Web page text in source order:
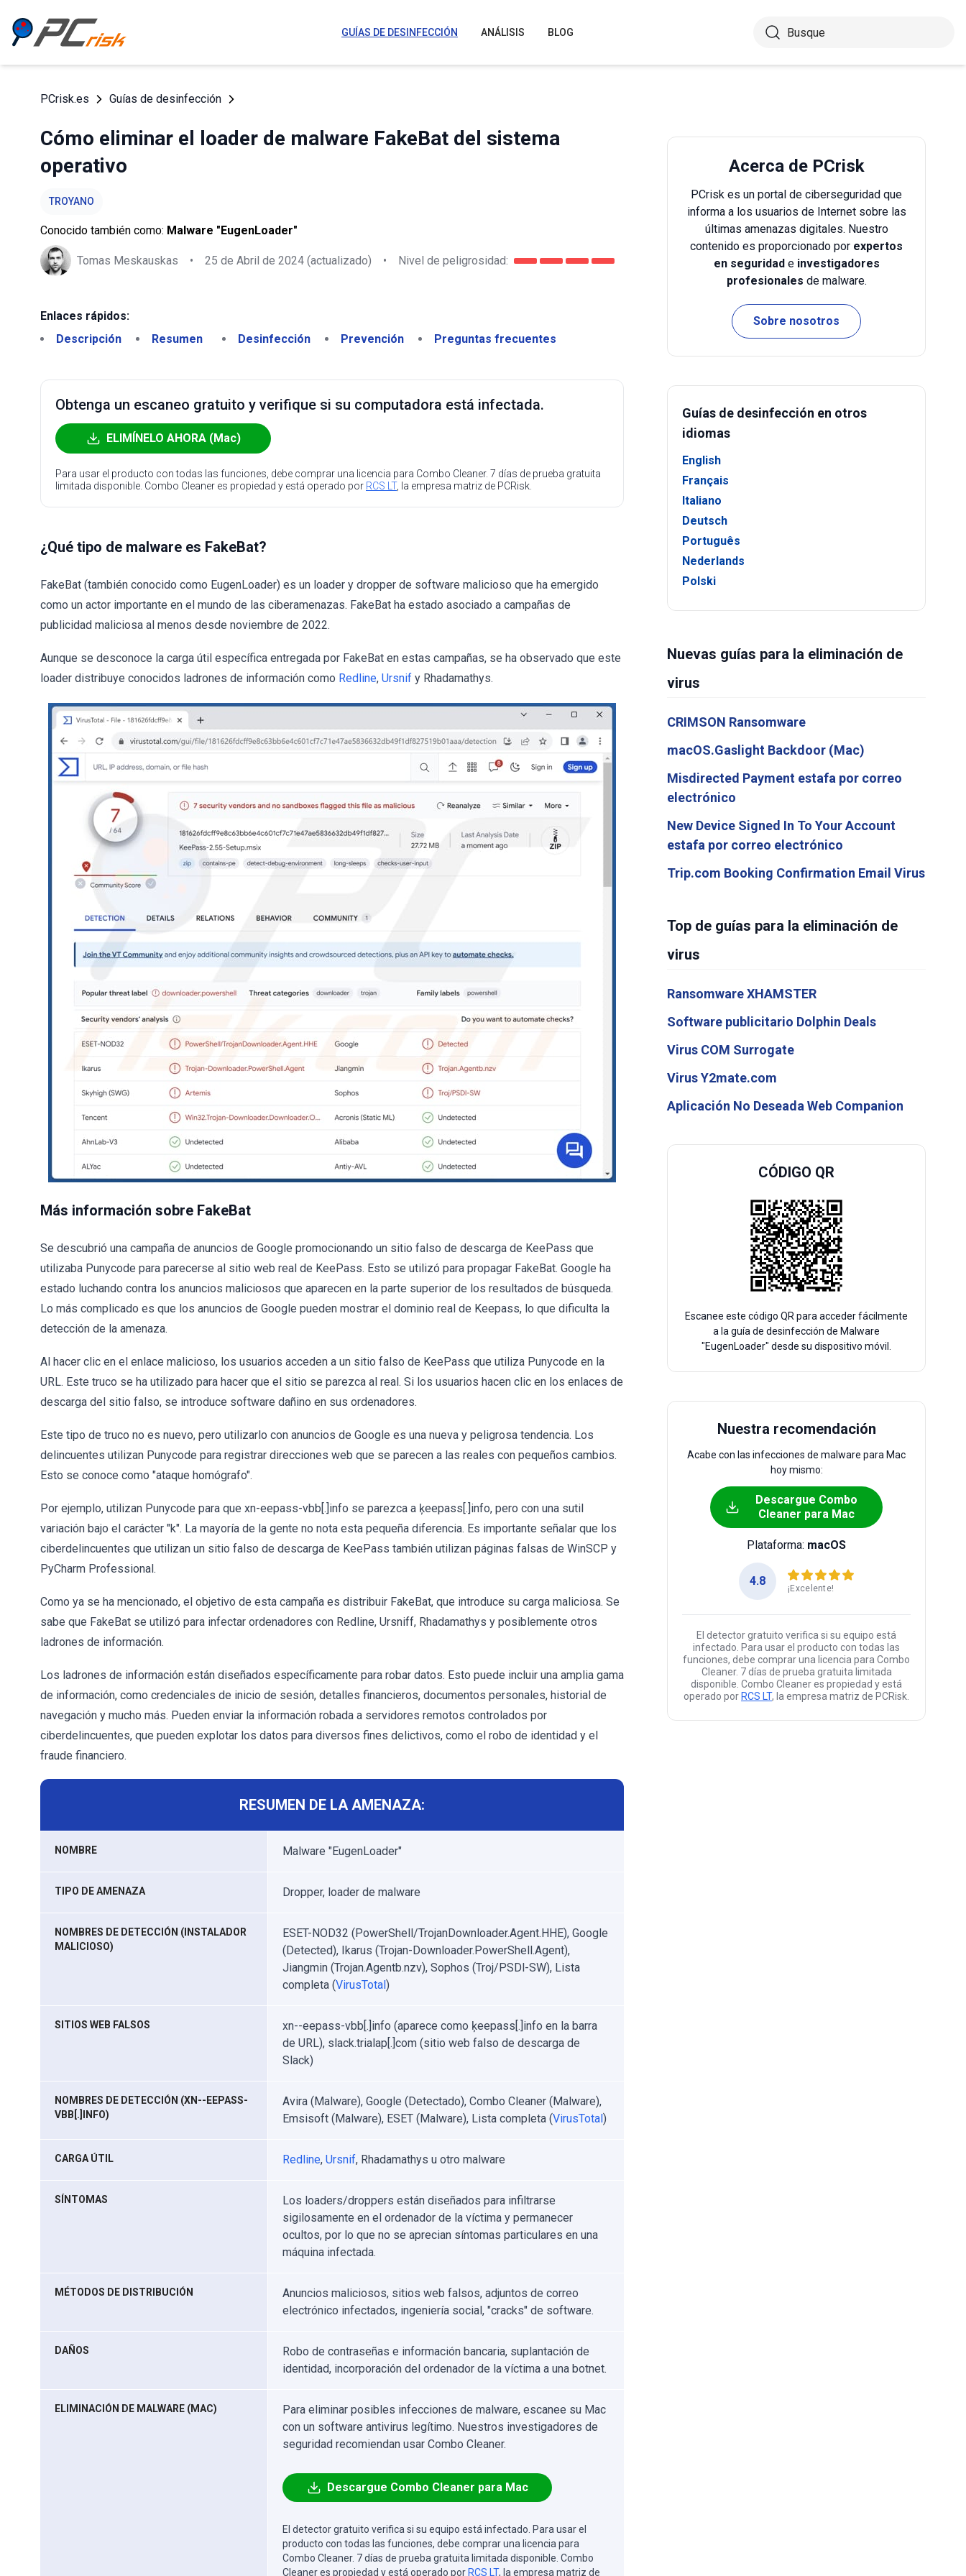
GUÍAS DE DESINFECCIÓN ANÁLISIS BLOG
PCrisk.es Guías de desinfección
Cómo eliminar el loader de malware FakeBat del sistema
operativo
TROYANO
Conocido también como: Malware "EugenLoader"
Tomas Meskauskas • 25 de Abril de 2024 (actualizado) • Nivel de peligrosidad:
Enlaces rápidos:
Descripción
Resumen Desinfección Prevención Preguntas frecuentes
Obtenga un escaneo gratuito y verifique si su computadora está infectada.
ELIMÍNELO AHORA (Mac)
Para usar el producto con todas las funciones, debe comprar una licencia para Combo Cleaner. 7 días de prueba gratuita
limitada disponible. Combo Cleaner es propiedad y está operado por RCS LT, la empresa matriz de PCRisk.
¿Qué tipo de malware es FakeBat?
FakeBat (también conocido como EugenLoader) es un loader y dropper de software malicioso que ha emergido
como un actor importante en el mundo de las ciberamenazas. FakeBat ha estado asociado a campañas de
publicidad maliciosa al menos desde noviembre de 2022.
Aunque se desconoce la carga útil específica entregada por FakeBat en estas campañas, se ha observado que este
loader distribuye conocidos ladrones de información como Redline, Ursnif y Rhadamathys.
Más información sobre FakeBat
Se descubrió una campaña de anuncios de Google promocionando un sitio falso de descarga de KeePass que
utilizaba Punycode para parecerse al sitio web real de KeePass. Esto se utilizó para propagar FakeBat. Google ha
estado luchando contra los anuncios maliciosos que aparecen en la parte superior de los resultados de búsqueda.
Lo más complicado es que los anuncios de Google pueden mostrar el dominio real de Keepass, lo que dificulta la
detección de la amenaza.
Al hacer clic en el enlace malicioso, los usuarios acceden a un sitio falso de KeePass que utiliza Punycode en la
URL. Este truco se ha utilizado para hacer que el sitio se parezca al real. Si los usuarios hacen clic en los enlaces de
descarga del sitio falso, se introduce software dañino en sus ordenadores.
Este tipo de truco no es nuevo, pero utilizarlo con anuncios de Google es una nueva y peligrosa tendencia. Los
delincuentes utilizan Punycode para registrar direcciones web que se parecen a las reales con pequeños cambios.
Esto se conoce como "ataque homógrafo".
Por ejemplo, utilizan Punycode para que xn-eepass-vbb[.]info se parezca a ķeepass[.]info, pero con una sutil
variación bajo el carácter "k". La mayoría de la gente no nota esta pequeña diferencia. Es importante señalar que los
ciberdelincuentes que utilizan un sitio falso de descarga de KeePass también utilizan páginas falsas de WinSCP y
PyCharm Professional.
Como ya se ha mencionado, el objetivo de esta campaña es distribuir FakeBat, que introduce su carga maliciosa. Se
sabe que FakeBat se utilizó para infectar ordenadores con Redline, Ursniff, Rhadamathys y posiblemente otros
ladrones de información.
Los ladrones de información están diseñados específicamente para robar datos. Esto puede incluir una amplia gama
de información, como credenciales de inicio de sesión, detalles financieros, documentos personales, historial de
navegación y mucho más. Pueden enviar la información robada a servidores remotos controlados por
ciberdelincuentes, que pueden explotar los datos para diversos fines delictivos, como el robo de identidad y el
fraude financiero.
RESUMEN DE LA AMENAZA:
NOMBRE Malware "EugenLoader"
TIPO DE AMENAZA Dropper, loader de malware
NOMBRES DE DETECCIÓN (INSTALADOR
MALICIOSO)
ESET-NOD32 (PowerShell/TrojanDownloader.Agent.HHE), Google
(Detected), Ikarus (Trojan-Downloader.PowerShell.Agent),
Jiangmin (Trojan.Agentb.nzv), Sophos (Troj/PSDl-SW), Lista
completa (VirusTotal)
SITIOS WEB FALSOS
xn--eepass-vbb[.]info (aparece como ķeepass[.]info en la barra
de URL), slack.trialap[.]com (sitio web falso de descarga de
Slack)
NOMBRES DE DETECCIÓN (XN--EEPASS-
VBB[.]INFO)
Avira (Malware), Google (Detectado), Combo Cleaner (Malware),
Emsisoft (Malware), ESET (Malware), Lista completa (VirusTotal)
CARGA ÚTIL Redline, Ursnif, Rhadamathys u otro malware
SÍNTOMAS
Los loaders/droppers están diseñados para infiltrarse
sigilosamente en el ordenador de la víctima y permanecer
ocultos, por lo que no se aprecian síntomas particulares en una
máquina infectada.
MÉTODOS DE DISTRIBUCIÓN
Anuncios maliciosos, sitios web falsos, adjuntos de correo
electrónico infectados, ingeniería social, "cracks" de software.
DAÑOS
Robo de contraseñas e información bancaria, suplantación de
identidad, incorporación del ordenador de la víctima a una botnet.
ELIMINACIÓN DE MALWARE (MAC)
Para eliminar posibles infecciones de malware, escanee su Mac
con un software antivirus legítimo. Nuestros investigadores de
seguridad recomiendan usar Combo Cleaner.
Descargue Combo Cleaner para Mac
El detector gratuito verifica si su equipo está infectado. Para usar el
producto con todas las funciones, debe comprar una licencia para
Combo Cleaner. 7 días de prueba gratuita limitada disponible. Combo
Cleaner es propiedad y está operado por RCS LT, la empresa matriz de
Acerca de PCrisk
PCrisk es un portal de ciberseguridad que
informa a los usuarios de Internet sobre las
últimas amenazas digitales. Nuestro
contenido es proporcionado por expertos
en seguridade investigadores
profesionales de malware.
Sobre nosotros
Guías de desinfección en otros
idiomas
English
Français
Italiano
Deutsch
Português
Nederlands
Polski
Nuevas guías para la eliminación de
virus
CRIMSON Ransomware
macOS.Gaslight Backdoor (Mac)
Misdirected Payment estafa por correo
electrónico
New Device Signed In To Your Account
estafa por correo electrónico
Trip.com Booking Confirmation Email Virus
Top de guías para la eliminación de
virus
Ransomware XHAMSTER
Software publicitario Dolphin Deals
Virus COM Surrogate
Virus Y2mate.com
Aplicación No Deseada Web Companion
CÓDIGO QR
Escanee este código QR para acceder fácilmente
a la guía de desinfección de Malware
"EugenLoader" desde su dispositivo móvil.
Nuestra recomendación
Acabe con las infecciones de malware para Mac
hoy mismo:
Descargue Combo
Cleaner para Mac
Plataforma: macOS
4.8
¡Excelente!
El detector gratuito verifica si su equipo está
infectado. Para usar el producto con todas las
funciones, debe comprar una licencia para Combo
Cleaner. 7 días de prueba gratuita limitada
disponible. Combo Cleaner es propiedad y está
operado por RCS LT, la empresa matriz de PCRisk.